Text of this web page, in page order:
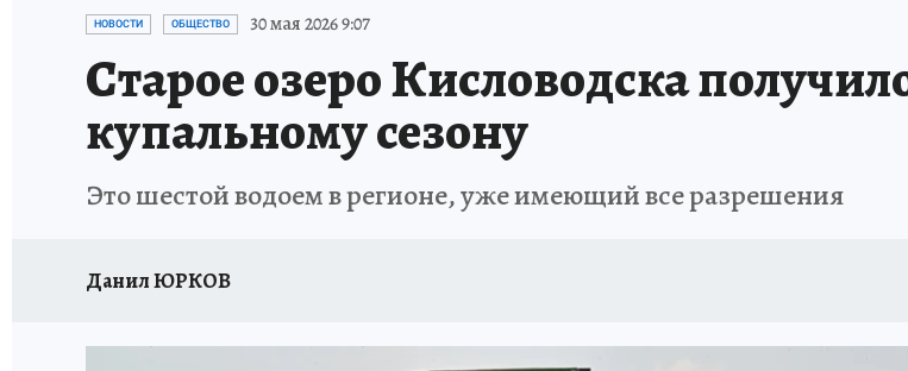
ЗАПОВЕДНАЯ РОССИЯ
НОВОСТИ ОБЩЕСТВО 30 мая 2026 9:07
Старое озеро Кисловодска
купальному сезону
Это шестой водоем в регионе, уже имеющий все разрешения
Данил ЮРКОВ